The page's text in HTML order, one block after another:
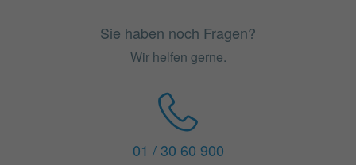
Sie haben noch Fragen?
Wir helfen gerne.
01 / 30 60 900